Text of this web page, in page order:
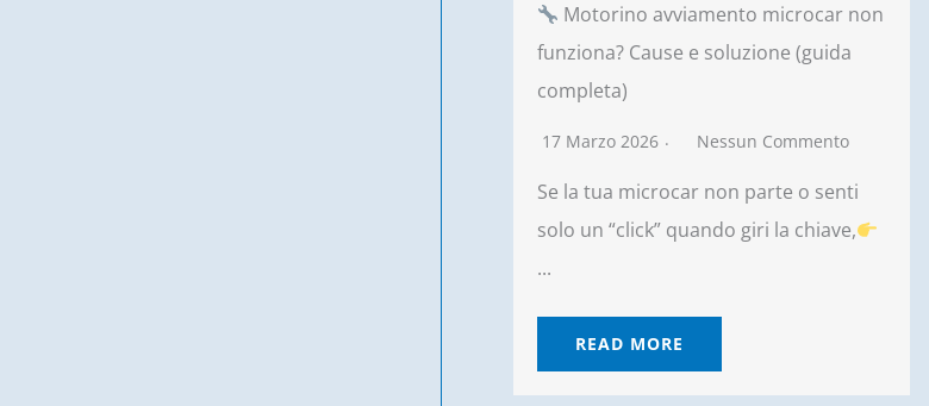
Motorino avviamento microcar non
funziona? Cause e soluzione (guida
completa)
17 Marzo 2026 Nessun Commento
Se la tua microcar non parte o senti
solo un “click” quando giri la chiave,
...
READ MORE